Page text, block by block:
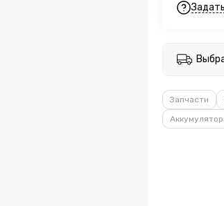
Запчасти